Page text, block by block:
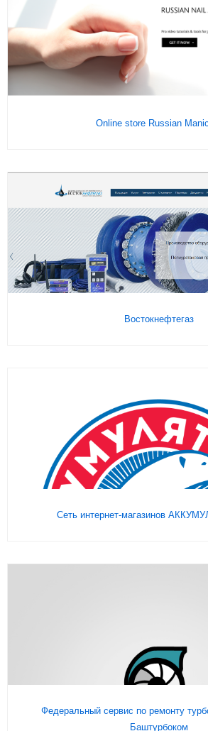
Online store Russian
Подробнее
Востокнефтегаз
Подробнее
Сеть интернет-магазинов
Подробнее
Федеральный сервис по ремонту
Баштурбоком